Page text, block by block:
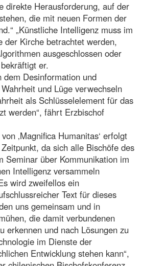
direkte Herausforderung, auf der
die mit neuen Formen der
„Künstliche Intelligenz muss im
der Kirche betrachtet werden,
ausgeschlossen oder
er.
dem Desinformation und
und Lüge verwechseln
als Schlüsselelement für das
werden“, fährt Erzbischof
‚Magnifica Humanitas‘ erfolgt
da sich alle Bischöfe des
Seminar über Kommunikation im
Intelligenz versammeln
wird zweifellos ein
Text für dieses
uns gemeinsam und in
die damit verbundenen
erkennen und nach Lösungen zu
im Dienste der
Entwicklung stehen kann“,